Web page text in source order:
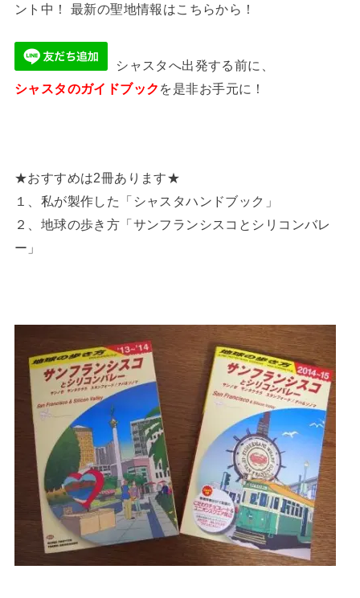
ント中！ 最新の聖地情報はこちらから！
シャスタへ出発する前に、
シャスタのガイドブック を是非お手元に！
★おすすめは2冊あります★
１、私が製作した「シャスタハンドブック」
２、地球の歩き方「サンフランシスコとシリコンバレ
ー」